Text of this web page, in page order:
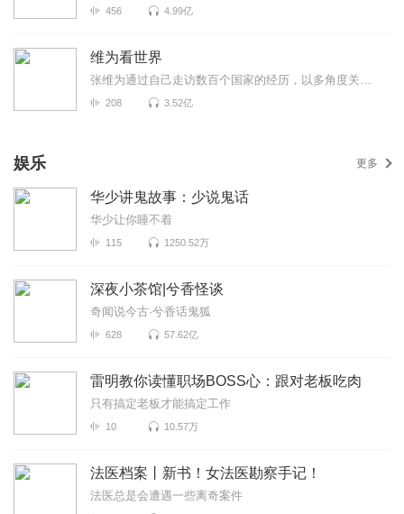
456 4.99亿
维为看世界
张维为通过自己走访数百个国家的经历，以多角度关注世界政局变化，跟进社会热门话题，见微知著的分析国...
208 3.52亿
娱乐 更多
华少讲鬼故事：少说鬼话
华少让你睡不着
115 1250.52万
深夜小茶馆|兮香怪谈
奇闻说今古·兮香话鬼狐
628 57.62亿
雷明教你读懂职场BOSS心：跟对老板吃肉
只有搞定老板才能搞定工作
10 10.57万
法医档案丨新书！女法医勘察手记！
法医总是会遭遇一些离奇案件